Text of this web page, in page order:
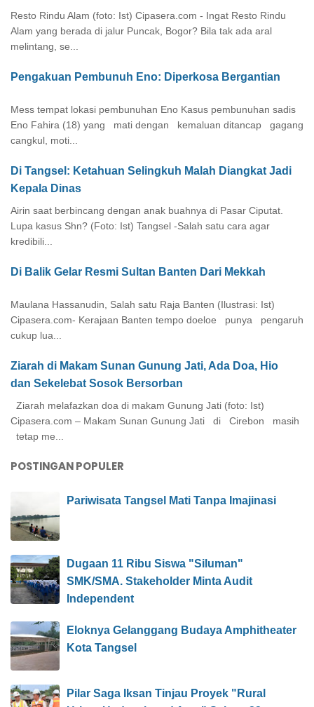
Resto Rindu Alam (foto: Ist) Cipasera.com - Ingat Resto Rindu
Alam yang berada di jalur Puncak, Bogor? Bila tak ada aral
melintang, se...
Pengakuan Pembunuh Eno: Diperkosa Bergantian
Mess tempat lokasi pembunuhan Eno Kasus pembunuhan sadis
Eno Fahira (18) yang mati dengan kemaluan ditancap gagang
cangkul, moti...
Di Tangsel: Ketahuan Selingkuh Malah Diangkat Jadi
Kepala Dinas
Airin saat berbincang dengan anak buahnya di Pasar Ciputat.
Lupa kasus Shn? (Foto: Ist) Tangsel -Salah satu cara agar
kredibili...
Di Balik Gelar Resmi Sultan Banten Dari Mekkah
Maulana Hassanudin, Salah satu Raja Banten (Ilustrasi: Ist)
Cipasera.com- Kerajaan Banten tempo doeloe punya pengaruh
cukup lua...
Ziarah di Makam Sunan Gunung Jati, Ada Doa, Hio
dan Sekelebat Sosok Bersorban
Ziarah melafazkan doa di makam Gunung Jati (foto: Ist)
Cipasera.com – Makam Sunan Gunung Jati di Cirebon masih
tetap me...
POSTINGAN POPULER
Pariwisata Tangsel Mati Tanpa Imajinasi
Dugaan 11 Ribu Siswa "Siluman"
SMK/SMA. Stakeholder Minta Audit
Independent
Eloknya Gelanggang Budaya Amphitheater
Kota Tangsel
Pilar Saga Iksan Tinjau Proyek "Rural